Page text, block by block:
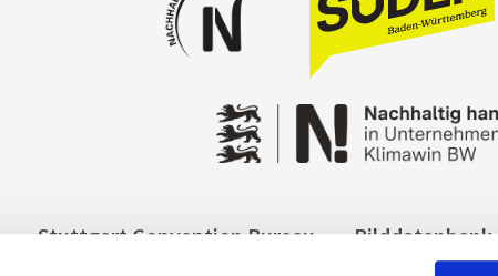
Stuttgart Convention Bureau
Bilddatenbank